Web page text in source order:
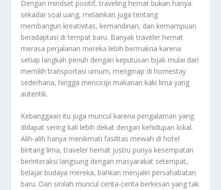
Dengan mindset positif, traveling hemat bukan hanya
sekadar soal uang, melainkan juga tentang
membangun kreativitas, kemandirian, dan kemampuan
beradaptasi di tempat baru. Banyak traveler hemat
merasa perjalanan mereka lebih bermakna karena
setiap langkah penuh dengan keputusan bijak mulai dari
memilih transportasi umum, menginap di homestay
sederhana, hingga mencicipi makanan kaki lima yang
autentik.
Kebanggaan itu juga muncul karena pengalaman yang
didapat sering kali lebih dekat dengan kehidupan lokal.
Alih-alih hanya menikmati fasilitas mewah di hotel
bintang lima, traveler hemat justru punya kesempatan
berinteraksi langsung dengan masyarakat setempat,
belajar budaya mereka, bahkan menjalin persahabatan
baru. Dari sinilah muncul cerita-cerita berkesan yang tak